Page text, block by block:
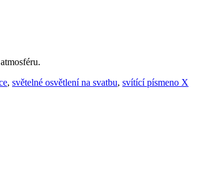
, světelné osvětlení na svatbu, svítící písmeno X